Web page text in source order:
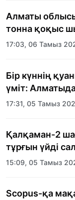
Алматы
тонна қоқыс
17:03, 06 Тамыз
Бір күннің
үміт:
17:31, 05 Тамыз
Қалқаман-2
тұрғын үйді
15:09, 05 Тамыз
Scopus-қа